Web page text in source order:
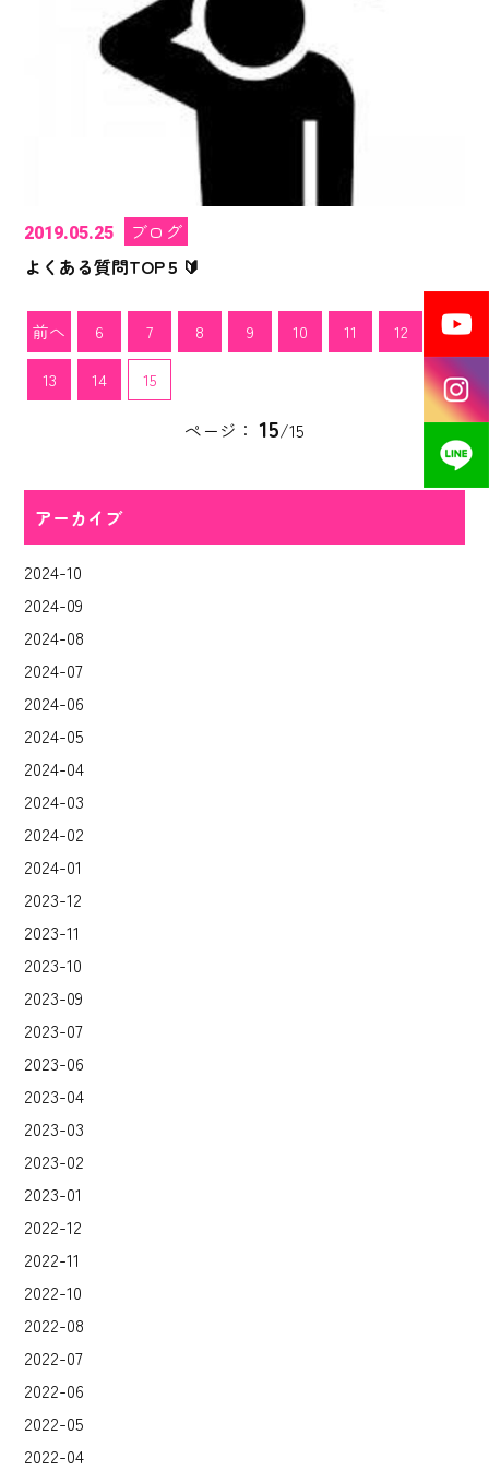
2019.05.25
ブログ
よくある質問TOP５🔰
前へ 6 7 8 9 10 11 12
13 14 15
ページ： 15/15
アーカイブ
2024-10
2024-09
2024-08
2024-07
2024-06
2024-05
2024-04
2024-03
2024-02
2024-01
2023-12
2023-11
2023-10
2023-09
2023-07
2023-06
2023-04
2023-03
2023-02
2023-01
2022-12
2022-11
2022-10
2022-08
2022-07
2022-06
2022-05
2022-04